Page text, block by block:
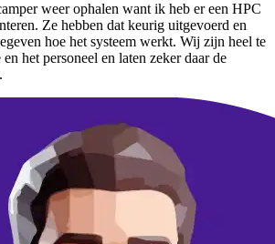
weer ophalen want ik heb er een HPC
Ze hebben dat keurig uitgevoerd en
hoe het systeem werkt. Wij zijn heel te
het personeel en laten zeker daar de